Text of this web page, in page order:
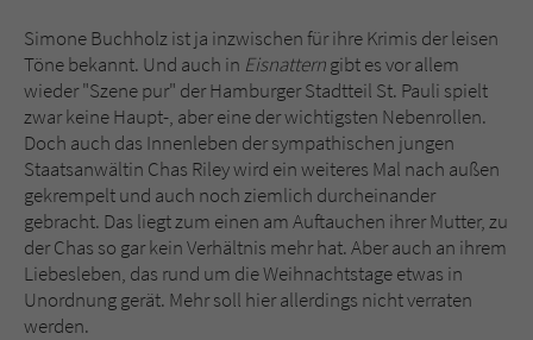
Simone Buchholz ist ja inzwischen für ihre Krimis der leisen
Töne bekannt. Und auch in Eisnatterngibt es vor allem
wieder "Szene pur" der Hamburger Stadtteil St. Pauli spielt
zwar keine Haupt-, aber eine der wichtigsten Nebenrollen.
Doch auch das Innenleben der sympathischen jungen
Staatsanwältin Chas Riley wird ein weiteres Mal nach außen
gekrempelt und auch noch ziemlich durcheinander
gebracht. Das liegt zum einen am Auftauchen ihrer Mutter, zu
der Chas so gar kein Verhältnis mehr hat. Aber auch an ihrem
Liebesleben, das rund um die Weihnachtstage etwas in
Unordnung gerät. Mehr soll hier allerdings nicht verraten
werden.